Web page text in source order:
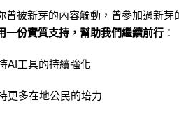
曾被新芽的內容觸動，曾參加過新
一份實質支持，幫助我們繼續前行 ：
AI工具的持續強化
更多在地公民的培力